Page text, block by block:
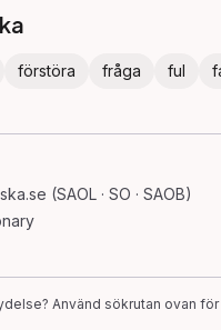
förstöra fråga ful
(SAOL · SO · SAOB)
Använd sökrutan ovan